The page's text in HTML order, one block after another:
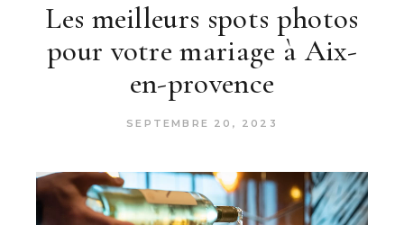
Les meilleurs spots photos
pour votre mariage à Aix-
en-provence
SEPTEMBRE 20, 2023